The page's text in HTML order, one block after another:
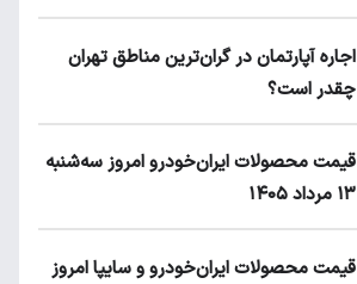
اجاره آپارتمان در گران‌ترین مناطق تهران
چقدر است؟
قیمت محصولات ایران‌خودرو امروز سه‌شنبه
۱۳ مرداد ۱۴۰۵
قیمت محصولات ایران‌خودرو و سایپا امروز